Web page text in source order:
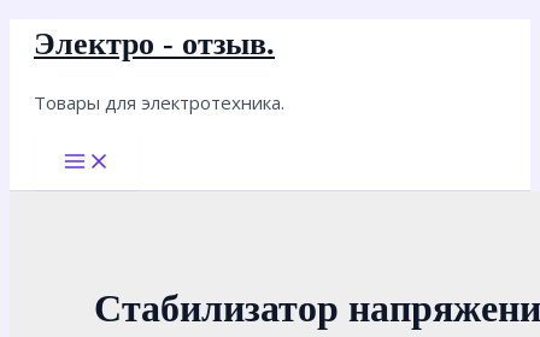
Перейти
содержимому
Электро - отзыв.
Товары для электротехника.
Main
Menu
Стабилизатор